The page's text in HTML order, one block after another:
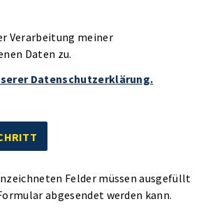
Verarbeitung meiner
Daten zu.
Datenschutzerklärung.
Felder müssen ausgefüllt
abgesendet werden kann.